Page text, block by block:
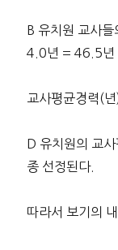
B 유치원 교사
4.0년 = 46.5년
교사평균경력(
D 유치원의 교
종 선정된다.
따라서 보기의